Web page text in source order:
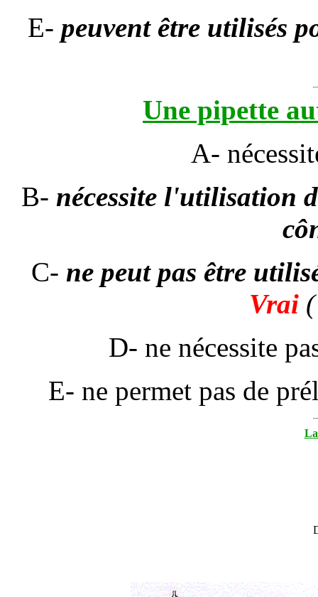
E- peuvent être utilisés
Une pipette
A-
B- nécessite l'utilisation
C- ne peut pas être
Vrai
D- ne nécessite
E- ne permet pas de